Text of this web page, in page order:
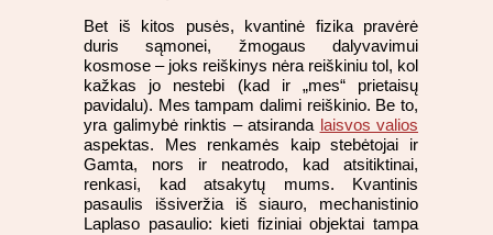
Bet iš kitos pusės, kvantinė fizika pravėrė
duris sąmonei, žmogaus dalyvavimui
kosmose – joks reiškinys nėra reiškiniu tol, kol
kažkas jo nestebi (kad ir „mes“ prietaisų
pavidalu). Mes tampam dalimi reiškinio. Be to,
yra galimybė rinktis – atsiranda laisvos valios
aspektas. Mes renkamės kaip stebėtojai ir
Gamta, nors ir neatrodo, kad atsitiktinai,
renkasi, kad atsakytų mums. Kvantinis
pasaulis išsiveržia iš siauro, mechanistinio
Laplaso pasaulio: kieti fiziniai objektai tampa